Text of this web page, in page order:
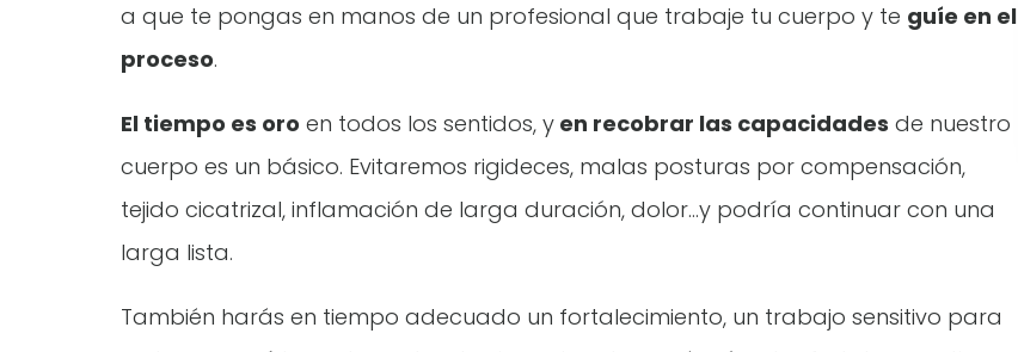
a que te pongas en manos de un profesional que trabaje tu cuerpo y te guíe en el
proceso.
El tiempo es oro en todos los sentidos, yen recobrar las capacidades de nuestro
cuerpo es un básico. Evitaremos rigideces, malas posturas por compensación,
tejido cicatrizal, inflamación de larga duración, dolor…y podría continuar con una
larga lista.
También harás en tiempo adecuado un fortalecimiento, un trabajo sensitivo para